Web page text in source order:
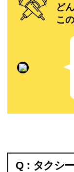
ど
こ
Q：タクシ